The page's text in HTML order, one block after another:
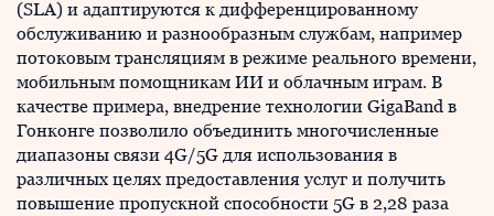
(SLA) и адаптируются к дифференцированному
обслуживанию и разнообразным службам, например
потоковым трансляциям в режиме реального времени,
мобильным помощникам ИИ и облачным играм. В
качестве примера, внедрение технологии GigaBand в
Гонконге позволило объединить многочисленные
диапазоны связи 4G/5G для использования в
различных целях предоставления услуг и получить
повышение пропускной способности 5G в 2,28 раза